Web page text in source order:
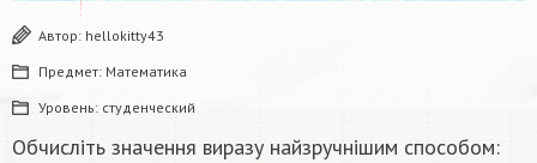
Автор: hellokitty43
Предмет: Математика
Уровень: студенческий
Обчисліть значення виразу найзручнішим способом: